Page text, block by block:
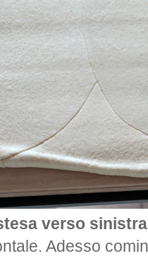
verso sinistra
Adesso